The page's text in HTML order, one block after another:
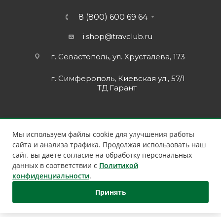
8 (800) 600 69 64
i.shop@travclub.ru
г. Севастополь, ул. Хрусталева, 173
г. Симферополь, Киевская ул., 57/1
ТД Гарант
2026 © Клуб Путешественников
Мы используем файлы cookie для улучшения работы
сайта и анализа трафика. Продолжая использовать наш
сайт, вы даете согласие на обработку персональных
данных в соответствии с Политикой
конфиденциальности.
Принять